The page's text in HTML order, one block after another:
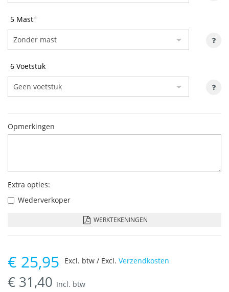
5 Mast*
6 Voetstuk
Opmerkingen
Extra opties:
Wederverkoper
WERKTEKENINGEN
€ 25,95
€ 31,40 Incl. btw
Excl. btw / Excl. Verzendkosten